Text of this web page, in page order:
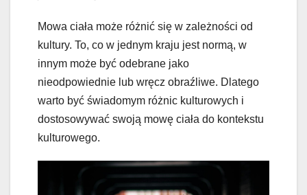
Mowa ciała może różnić się w zależności od
kultury. To, co w jednym kraju jest normą, w
innym może być odebrane jako
nieodpowiednie lub wręcz obraźliwe. Dlatego
warto być świadomym różnic kulturowych i
dostosowywać swoją mowę ciała do kontekstu
kulturowego.